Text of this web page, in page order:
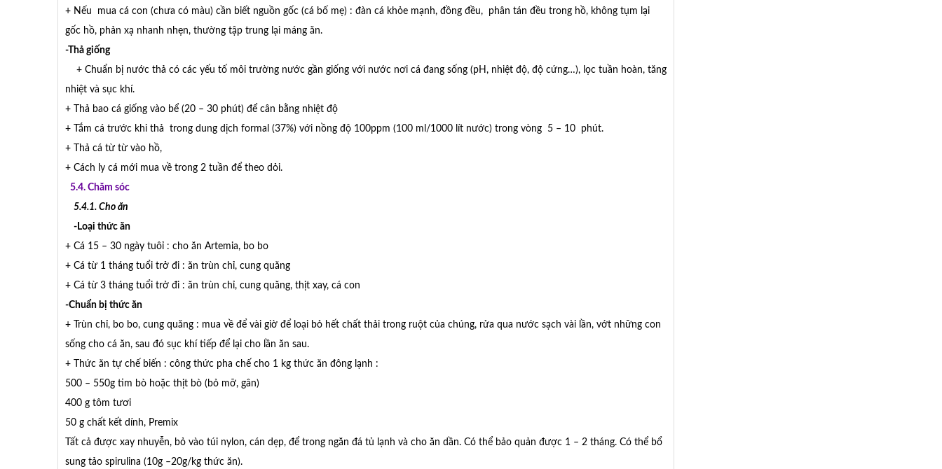
+ Nếu mua cá con (chưa có màu) cần biết nguồn gốc (cá bố mẹ) : đàn cá khỏe mạnh, đồng đều, phân tán đều trong hồ, không tụm lại
gốc hồ, phản xạ nhanh nhẹn, thường tập trung lại máng ăn.
-Thả giống
+ Chuẩn bị nước thả có các yếu tố môi trường nước gần giống với nước nơi cá đang sống (pH, nhiệt độ, độ cứng…), lọc tuần hoàn, tăng
nhiệt và sục khí.
+ Thả bao cá giống vào bể (20 – 30 phút) để cân bằng nhiệt độ
+ Tắm cá trước khi thả trong dung dịch formal (37%) với nồng độ 100ppm (100 ml/1000 lít nước) trong vòng 5 – 10 phút.
+ Thả cá từ từ vào hồ,
+ Cách ly cá mới mua về trong 2 tuần để theo dỏi.
5.4. Chăm sóc
5.4.1. Cho ăn
-Loại thức ăn
+ Cá 15 – 30 ngày tuôỉ : cho ăn Artemia, bo bo
+ Cá từ 1 tháng tuổi trở đi : ăn trùn chỉ, cung quăng
+ Cá từ 3 tháng tuổi trở đi : ăn trùn chỉ, cung quăng, thịt xay, cá con
-Chuẩn bị thức ăn
+ Trùn chỉ, bo bo, cung quăng : mua về để vài giờ để loại bỏ hết chất thải trong ruột của chúng, rửa qua nước sạch vài lần, vớt những con
sống cho cá ăn, sau đó sục khí tiếp để lại cho lần ăn sau.
+ Thức ăn tự chế biến : công thức pha chế cho 1 kg thức ăn đông lạnh :
500 – 550g tim bò hoặc thịt bò (bỏ mỡ, gân)
400 g tôm tươi
50 g chất kết dính, Premix
Tất cả được xay nhuyễn, bỏ vào túi nylon, cán dẹp, để trong ngăn đá tủ lạnh và cho ăn dần. Có thể bảo quản được 1 – 2 tháng. Có thể bổ
sung tảo spirulina (10g –20g/kg thức ăn).